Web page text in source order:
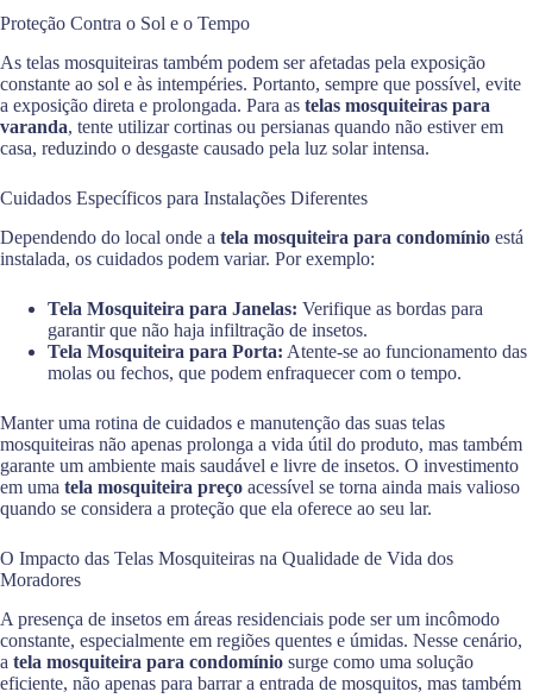
Proteção Contra o Sol e o Tempo
As telas mosquiteiras também podem ser afetadas pela exposição
constante ao sol e às intempéries. Portanto, sempre que possível, evite
a exposição direta e prolongada. Para as telas mosquiteiras para
varanda, tente utilizar cortinas ou persianas quando não estiver em
casa, reduzindo o desgaste causado pela luz solar intensa.
Cuidados Específicos para Instalações Diferentes
Dependendo do local onde a tela mosquiteira para condomínio está
instalada, os cuidados podem variar. Por exemplo:
Tela Mosquiteira para Janelas: Verifique as bordas para
garantir que não haja infiltração de insetos.
Tela Mosquiteira para Porta: Atente-se ao funcionamento das
molas ou fechos, que podem enfraquecer com o tempo.
Manter uma rotina de cuidados e manutenção das suas telas
mosquiteiras não apenas prolonga a vida útil do produto, mas também
garante um ambiente mais saudável e livre de insetos. O investimento
em uma tela mosquiteira preço acessível se torna ainda mais valioso
quando se considera a proteção que ela oferece ao seu lar.
O Impacto das Telas Mosquiteiras na Qualidade de Vida dos
Moradores
A presença de insetos em áreas residenciais pode ser um incômodo
constante, especialmente em regiões quentes e úmidas. Nesse cenário,
a tela mosquiteira para condomínio surge como uma solução
eficiente, não apenas para barrar a entrada de mosquitos, mas também